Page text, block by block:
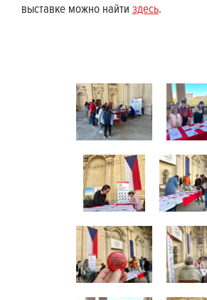
выставке можно найти здесь.